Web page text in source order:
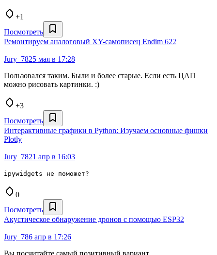
+1
Посмотреть
Ремонтируем аналоговый XY-самописец Endim 622
Jury_7825 мая в 17:28
Пользовался таким. Были и более старые. Если есть ЦАП
можно рисовать картинки. :)
+3
Посмотреть
Интерактивные графики в Python: Изучаем основные фишки
Plotly
Jury_7821 апр в 16:03
ipywidgets не поможет?
0
Посмотреть
Акустическое обнаружение дронов с помощью ESP32
Jury_786 апр в 17:26
Вы посчитайте самый позитивный вариант.